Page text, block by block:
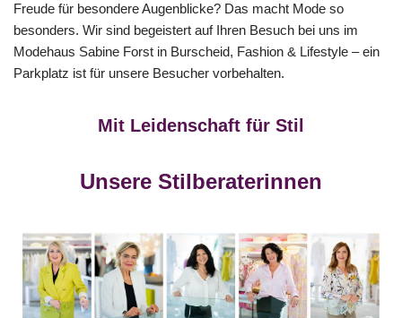
Freude für besondere Augenblicke? Das macht Mode so
besonders. Wir sind begeistert auf Ihren Besuch bei uns im
Modehaus Sabine Forst in Burscheid, Fashion & Lifestyle – ein
Parkplatz ist für unsere Besucher vorbehalten.
Mit Leidenschaft für Stil
Unsere Stilberaterinnen